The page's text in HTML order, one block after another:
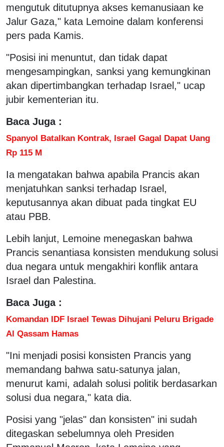
mengutuk ditutupnya akses kemanusiaan ke
Jalur Gaza," kata Lemoine dalam konferensi
pers pada Kamis.
"Posisi ini menuntut, dan tidak dapat
mengesampingkan, sanksi yang kemungkinan
akan dipertimbangkan terhadap Israel," ucap
jubir kementerian itu.
Baca Juga :
Spanyol Batalkan Kontrak, Israel Gagal Dapat Uang
Rp 115 M
Ia mengatakan bahwa apabila Prancis akan
menjatuhkan sanksi terhadap Israel,
keputusannya akan dibuat pada tingkat EU
atau PBB.
Lebih lanjut, Lemoine menegaskan bahwa
Prancis senantiasa konsisten mendukung solusi
dua negara untuk mengakhiri konflik antara
Israel dan Palestina.
Baca Juga :
Komandan IDF Israel Tewas Dihujani Peluru Brigade
Al Qassam Hamas
"Ini menjadi posisi konsisten Prancis yang
memandang bahwa satu-satunya jalan,
menurut kami, adalah solusi politik berdasarkan
solusi dua negara," kata dia.
Posisi yang "jelas" dan konsisten" ini sudah
ditegaskan sebelumnya oleh Presiden